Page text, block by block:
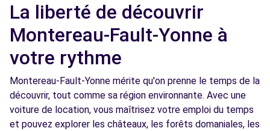
La liberté de découvrir
Montereau-Fault-Yonne à
votre rythme
Montereau-Fault-Yonne mérite qu'on prenne le temps de la
découvrir, tout comme sa région environnante. Avec une
voiture de location, vous maîtrisez votre emploi du temps
et pouvez explorer les châteaux, les forêts domaniales, les